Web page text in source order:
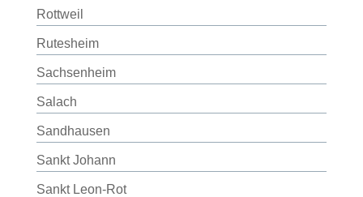
Rottweil
Rutesheim
Sachsenheim
Salach
Sandhausen
Sankt Johann
Sankt Leon-Rot